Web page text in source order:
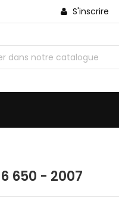
S'inscrire
650 - 2007